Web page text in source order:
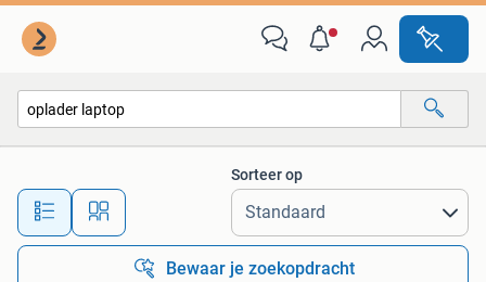
Alle afstanden…
Sorteer op
Bewaar je zoekopdracht